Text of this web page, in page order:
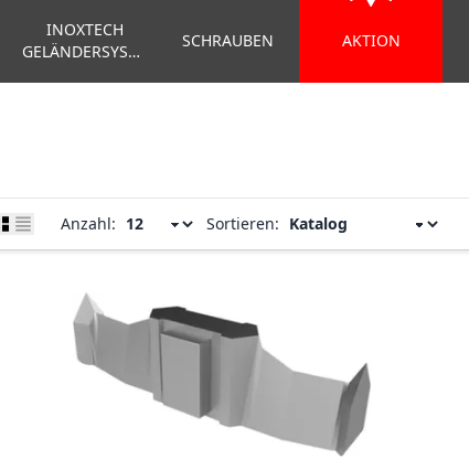
INOXTECH
GELÄNDERSYSTEM
SCHRAUBEN AKTION
Anzahl: Sortieren: